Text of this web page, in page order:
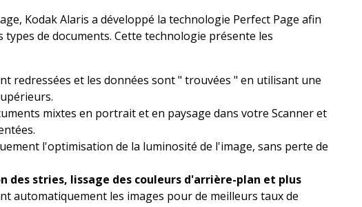
Kodak Alaris a développé la technologie Perfect Page afin
de documents. Cette technologie présente les
redressées et les données sont " trouvées " en utilisant une
mixtes en portrait et en paysage dans votre Scanner et
l'optimisation de la luminosité de l'image, sans perte de
stries, lissage des couleurs d'arrière-plan et plus
automatiquement les images pour de meilleurs taux de